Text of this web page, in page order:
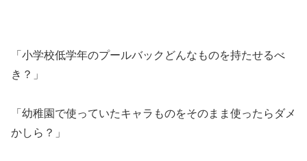
「小学校低学年のプールバックどんなものを持たせるべ
き？」
「幼稚園で使っていたキャラものをそのまま使ったらダメ
かしら？」